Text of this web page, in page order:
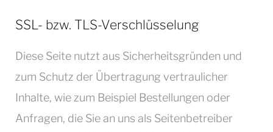
SSL- bzw. TLS-Verschlüsselung
Diese Seite nutzt aus Sicherheitsgründen und
zum Schutz der Übertragung vertraulicher
Inhalte, wie zum Beispiel Bestellungen oder
Anfragen, die Sie an uns als Seitenbetreiber